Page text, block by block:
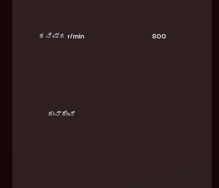
ಕನಿಷ್ಠ r/min 800
ಕಾನ್ಕೇವ್